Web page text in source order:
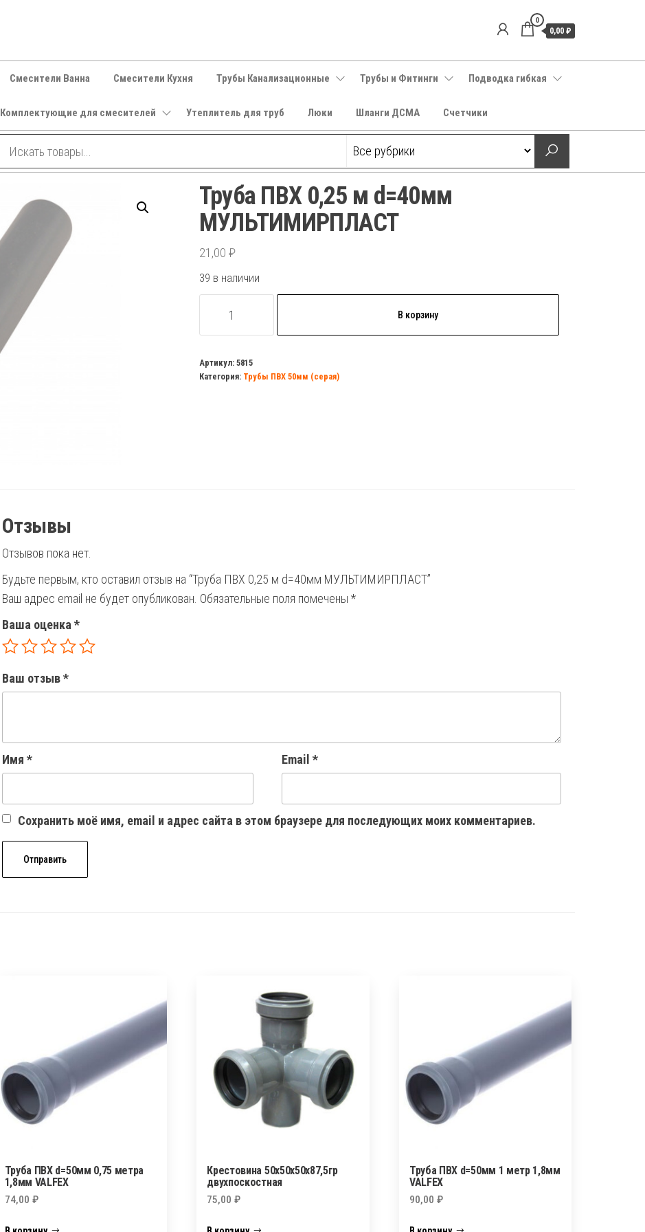
0
0,00 ₽
Смесители Ванна Смесители Кухня Трубы Канализационные Трубы и Фитинги Подводка гибкая
Комплектующие для смесителей Утеплитель для труб Люки Шланги ДСМА Счетчики
Труба ПВХ 0,25 м d=40мм
МУЛЬТИМИРПЛАСТ
21,00 ₽
39 в наличии
товара
ПВХ
0,25
В корзину
Артикул: 5815
Категория: Трубы ПВХ 50мм (серая)
Отзывы
Отзывов пока нет.
Будьте первым, кто оставил отзыв на “Труба ПВХ 0,25 м d=40мм МУЛЬТИМИРПЛАСТ”
Ваш адрес email не будет опубликован. Обязательные поля помечены *
Ваша оценка*
Ваш отзыв*
Имя * Email *
Сохранить моё имя, email и адрес сайта в этом браузере для последующих моих комментариев.
Труба ПВХ d=50мм 0,75 метра
1,8мм VALFEX
74,00 ₽
Крестовина 50х50х50х87,5гр
двухпоскостная
75,00₽
Труба ПВХ d=50мм 1 метр 1,8мм
VALFEX
90,00₽